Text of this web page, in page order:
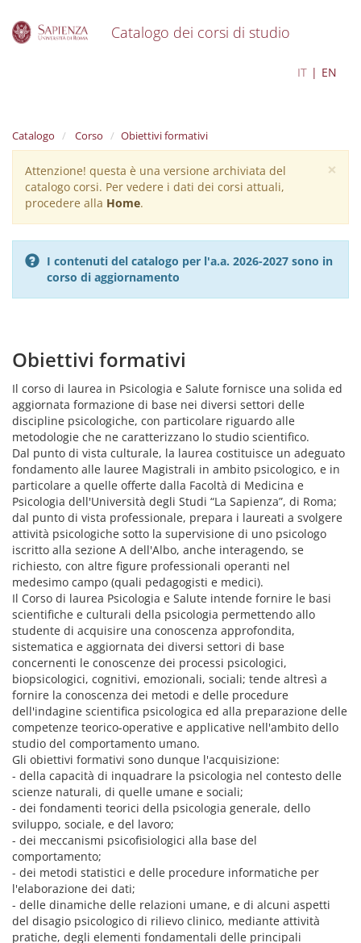
Catalogo dei corsi di studio
IT EN
Catalogo Corso Obiettivi formativi
×
Warning
message
Attenzione! questa è una versione archiviata del
catalogo corsi. Per vedere i dati dei corsi attuali,
procedere alla Home.
I contenuti del catalogo per l'a.a. 2026-2027 sono in
corso di aggiornamento
Obiettivi formativi
Il corso di laurea in Psicologia e Salute fornisce una solida ed
aggiornata formazione di base nei diversi settori delle
discipline psicologiche, con particolare riguardo alle
metodologie che ne caratterizzano lo studio scientifico.
Dal punto di vista culturale, la laurea costituisce un adeguato
fondamento alle lauree Magistrali in ambito psicologico, e in
particolare a quelle offerte dalla Facoltà di Medicina e
Psicologia dell'Università degli Studi “La Sapienza”, di Roma;
dal punto di vista professionale, prepara i laureati a svolgere
attività psicologiche sotto la supervisione di uno psicologo
iscritto alla sezione A dell'Albo, anche interagendo, se
richiesto, con altre figure professionali operanti nel
medesimo campo (quali pedagogisti e medici).
Il Corso di laurea Psicologia e Salute intende fornire le basi
scientifiche e culturali della psicologia permettendo allo
studente di acquisire una conoscenza approfondita,
sistematica e aggiornata dei diversi settori di base
concernenti le conoscenze dei processi psicologici,
biopsicologici, cognitivi, emozionali, sociali; tende altresì a
fornire la conoscenza dei metodi e delle procedure
dell'indagine scientifica psicologica ed alla preparazione delle
competenze teorico-operative e applicative nell'ambito dello
studio del comportamento umano.
Gli obiettivi formativi sono dunque l'acquisizione:
- della capacità di inquadrare la psicologia nel contesto delle
scienze naturali, di quelle umane e sociali;
- dei fondamenti teorici della psicologia generale, dello
sviluppo, sociale, e del lavoro;
- dei meccanismi psicofisiologici alla base del
comportamento;
- dei metodi statistici e delle procedure informatiche per
l'elaborazione dei dati;
- delle dinamiche delle relazioni umane, e di alcuni aspetti
del disagio psicologico di rilievo clinico, mediante attività
pratiche, degli elementi fondamentali delle principali